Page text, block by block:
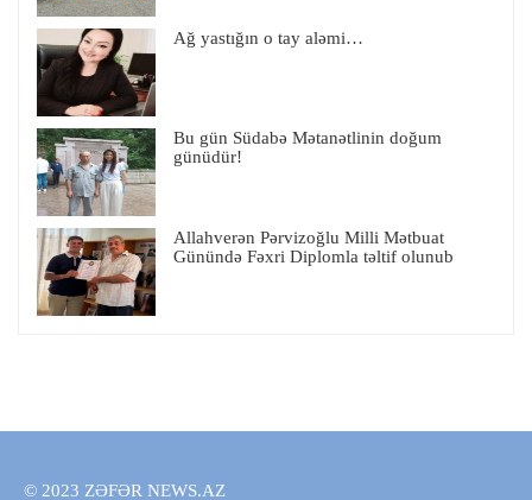
Ağ yastığın o tay aləmi…
Bu gün Südabə Mətanətlinin doğum
günüdür!
Allahverən Pərvizoğlu Milli Mətbuat
Günündə Fəxri Diplomla təltif olunub
© 2023 ZƏFƏR NEWS.AZ